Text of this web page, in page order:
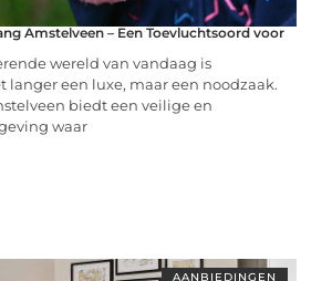
Amstelveen – Een Toevluchtsoord voor
wereld van vandaag is
langer een luxe, maar een noodzaak.
biedt een veilige en
waar
AANBIEDINGEN